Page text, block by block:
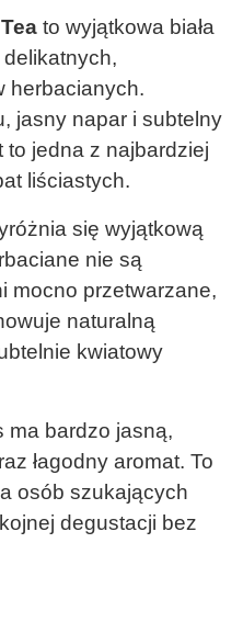
to wyjątkowa biała
delikatnych,
herbacianych.
jasny napar i subtelny
to jedna z najbardziej
liściastych.
się wyjątkową
nie są
mocno przetwarzane,
naturalną
kwiatowy
ma bardzo jasną,
łagodny aromat. To
osób szukających
degustacji bez